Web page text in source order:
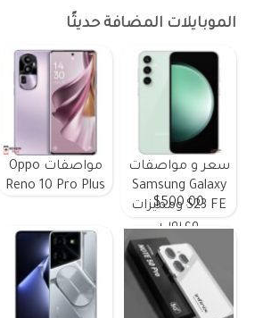
الموبايلات المضافة حديثًا
سعر و مواصفات
Samsung Galaxy
S23 FE ومميزات
وعيوب
$500.00
مواصفات Oppo
Reno 10 Pro Plus